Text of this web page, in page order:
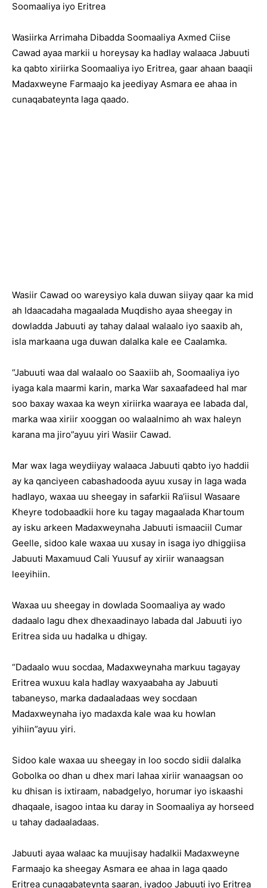
Soomaaliya iyo Eritrea
Wasiirka Arrimaha Dibadda Soomaaliya Axmed Ciise
Cawad ayaa markii u horeysay ka hadlay walaaca Jabuuti
ka qabto xiriirka Soomaaliya iyo Eritrea, gaar ahaan baaqii
Madaxweyne Farmaajo ka jeediyay Asmara ee ahaa in
cunaqabateynta laga qaado.
Wasiir Cawad oo wareysiyo kala duwan siiyay qaar ka mid
ah Idaacadaha magaalada Muqdisho ayaa sheegay in
dowladda Jabuuti ay tahay dalaal walaalo iyo saaxib ah,
isla markaana uga duwan dalalka kale ee Caalamka.
“Jabuuti waa dal walaalo oo Saaxiib ah, Soomaaliya iyo
iyaga kala maarmi karin, marka War saxaafadeed hal mar
soo baxay waxaa ka weyn xiriirka waaraya ee labada dal,
marka waa xiriir xooggan oo walaalnimo ah wax haleyn
karana ma jiro”ayuu yiri Wasiir Cawad.
Mar wax laga weydiiyay walaaca Jabuuti qabto iyo haddii
ay ka qanciyeen cabashadooda ayuu xusay in laga wada
hadlayo, waxaa uu sheegay in safarkii Ra’iisul Wasaare
Kheyre todobaadkii hore ku tagay magaalada Khartoum
ay isku arkeen Madaxweynaha Jabuuti ismaaciil Cumar
Geelle, sidoo kale waxaa uu xusay in isaga iyo dhiggiisa
Jabuuti Maxamuud Cali Yuusuf ay xiriir wanaagsan
leeyihiin.
Waxaa uu sheegay in dowlada Soomaaliya ay wado
dadaalo lagu dhex dhexaadinayo labada dal Jabuuti iyo
Eritrea sida uu hadalka u dhigay.
“Dadaalo wuu socdaa, Madaxweynaha markuu tagayay
Eritrea wuxuu kala hadlay waxyaabaha ay Jabuuti
tabaneyso, marka dadaaladaas wey socdaan
Madaxweynaha iyo madaxda kale waa ku howlan
yihiin”ayuu yiri.
Sidoo kale waxaa uu sheegay in loo socdo sidii dalalka
Gobolka oo dhan u dhex mari lahaa xiriir wanaagsan oo
ku dhisan is ixtiraam, nabadgelyo, horumar iyo iskaashi
dhaqaale, isagoo intaa ku daray in Soomaaliya ay horseed
u tahay dadaaladaas.
Jabuuti ayaa walaac ka muujisay hadalkii Madaxweyne
Farmaajo ka sheegay Asmara ee ahaa in laga qaado
Eritrea cunaqabateynta saaran, iyadoo Jabuuti iyo Eritrea